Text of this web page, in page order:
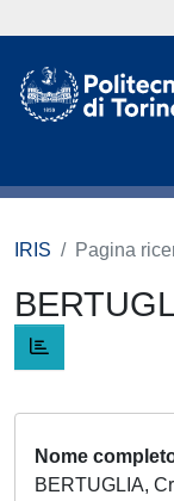
IRIS Pagina
Nome
BERTUGLIA,